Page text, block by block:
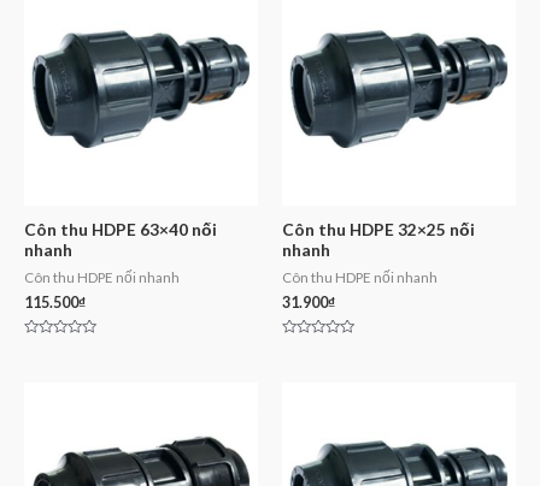
Côn thu HDPE 63×40 nối
nhanh
Côn thu HDPE nối nhanh
115.500₫
Côn thu HDPE 32×25 nối
nhanh
Côn thu HDPE nối nhanh
31.900₫